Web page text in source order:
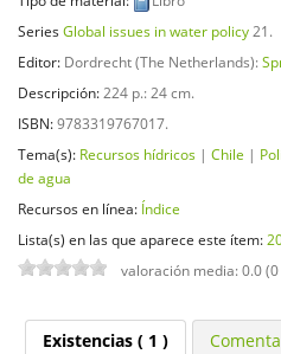
SeriesGlobal issues in water policy 21.
Editor: Dordrecht (The Netherlands):
Descripción: 224 p.: 24 cm.
ISBN:9783319767017.
Tema(s): Recursos hídricos | Chile |
de agua
Recursos en línea: Índice
Lista(s) en las que aparece este ítem:
valoración media: 0.0
Existencias( 1 )